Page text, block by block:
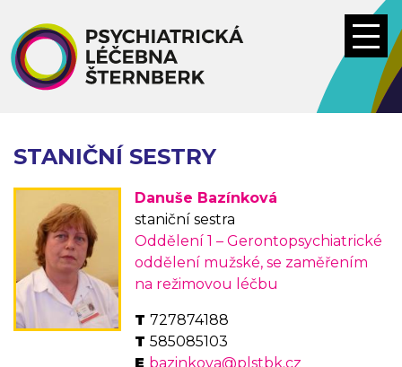
hlavnímu
obsahu
STANIČNÍ SESTRY
Danuše Bazínková
staniční sestra
Oddělení 1 – Gerontopsychiatrické
oddělení mužské, se zaměřením
na režimovou léčbu
727874188
585085103
bazinkova@plstbk.cz